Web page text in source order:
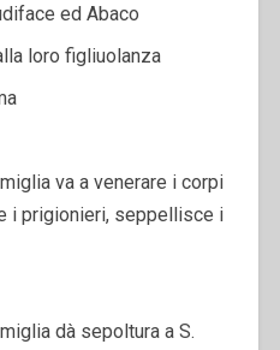
ed Abaco
loro figliuolanza
va a venerare i corpi
i prigionieri, seppellisce i
dà sepoltura a S.